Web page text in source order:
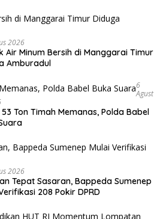
2026
Air Minum Bersih di Manggarai Timur
Amburadul
6
Agust
Ton Timah Memanas, Polda Babel
2026
Tepat Sasaran, Bappeda Sumenep
208 Pokir DPRD